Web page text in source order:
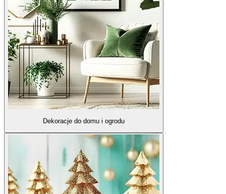
Dekoracje do domu i ogrodu